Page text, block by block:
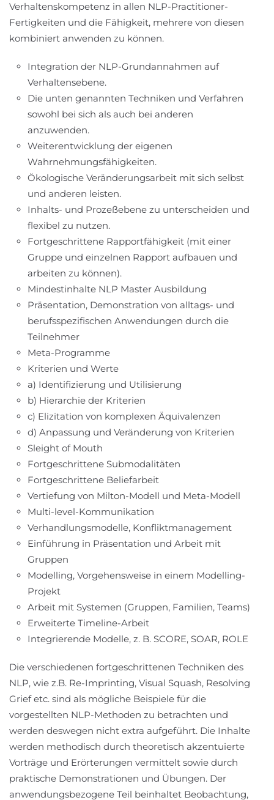
Verhaltenskompetenz in allen NLP-Practitioner-
Fertigkeiten und die Fähigkeit, mehrere von diesen
kombiniert anwenden zu können.
Integration der NLP-Grundannahmen auf
Verhaltensebene.
Die unten genannten Techniken und Verfahren
sowohl bei sich als auch bei anderen
anzuwenden.
Weiterentwicklung der eigenen
Wahrnehmungsfähigkeiten.
Ökologische Veränderungsarbeit mit sich selbst
und anderen leisten.
Inhalts- und Prozeßebene zu unterscheiden und
flexibel zu nutzen.
Fortgeschrittene Rapportfähigkeit (mit einer
Gruppe und einzelnen Rapport aufbauen und
arbeiten zu können).
Mindestinhalte NLP Master Ausbildung
Präsentation, Demonstration von alltags- und
berufsspezifischen Anwendungen durch die
Teilnehmer
Meta-Programme
Kriterien und Werte
a) Identifizierung und Utilisierung
b) Hierarchie der Kriterien
c) Elizitation von komplexen Äquivalenzen
d) Anpassung und Veränderung von Kriterien
Sleight of Mouth
Fortgeschrittene Submodalitäten
Fortgeschrittene Beliefarbeit
Vertiefung von Milton-Modell und Meta-Modell
Multi-level-Kommunikation
Verhandlungsmodelle, Konfliktmanagement
Einführung in Präsentation und Arbeit mit
Gruppen
Modelling, Vorgehensweise in einem Modelling-
Projekt
Arbeit mit Systemen (Gruppen, Familien, Teams)
Erweiterte Timeline-Arbeit
Integrierende Modelle, z. B. SCORE, SOAR, ROLE
Die verschiedenen fortgeschrittenen Techniken des
NLP, wie z.B. Re-Imprinting, Visual Squash, Resolving
Grief etc. sind als mögliche Beispiele für die
vorgestellten NLP-Methoden zu betrachten und
werden deswegen nicht extra aufgeführt. Die Inhalte
werden methodisch durch theoretisch akzentuierte
Vorträge und Erörterungen vermittelt sowie durch
praktische Demonstrationen und Übungen. Der
anwendungsbezogene Teil beinhaltet Beobachtung,